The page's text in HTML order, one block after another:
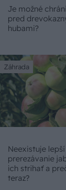
Je možné
pred
hubami?
Záhrada
Neexistuje lepší
prerezávanie
ich strihať a
teraz?